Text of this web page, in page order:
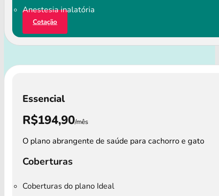
Anestesia inalatória
Cotação
Essencial
R$194,90/mês
O plano abrangente de saúde para cachorro e gato
Coberturas
Coberturas do plano Ideal